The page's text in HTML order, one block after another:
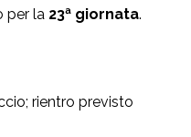
per la 23ª giornata.
rientro previsto